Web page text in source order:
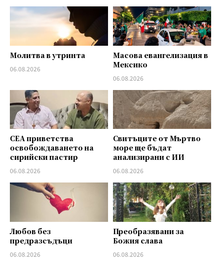
Молитва в утринта
06.08.2026
Масова евангелизация в
Мексико
06.08.2026
СЕА приветства
освобождаването на
сирийски пастир
06.08.2026
Свитъците от Мъртво
море ще бъдат
анализирани с ИИ
06.08.2026
Любов без
предразсъдъци
06.08.2026
Преобразявани за
Божия слава
06.08.2026